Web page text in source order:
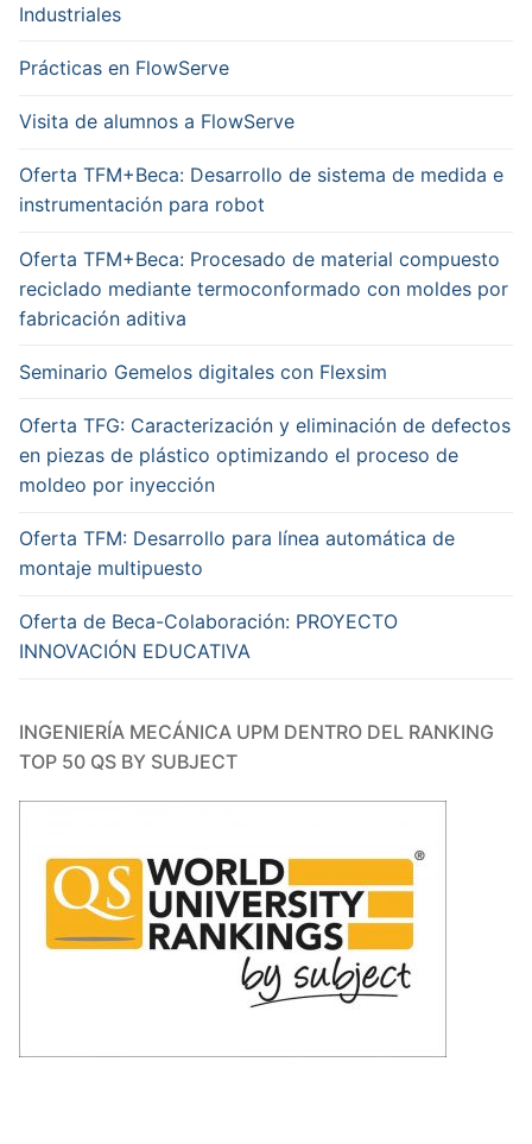
Industriales
Prácticas en FlowServe
Visita de alumnos a FlowServe
Oferta TFM+Beca: Desarrollo de sistema de medida e
instrumentación para robot
Oferta TFM+Beca: Procesado de material compuesto
reciclado mediante termoconformado con moldes por
fabricación aditiva
Seminario Gemelos digitales con Flexsim
Oferta TFG: Caracterización y eliminación de defectos
en piezas de plástico optimizando el proceso de
moldeo por inyección
Oferta TFM: Desarrollo para línea automática de
montaje multipuesto
Oferta de Beca-Colaboración: PROYECTO
INNOVACIÓN EDUCATIVA
INGENIERÍA MECÁNICA UPM DENTRO DEL RANKING
TOP 50 QS BY SUBJECT